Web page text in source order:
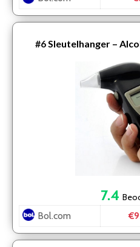
#6Sleutelhanger –
7.4
Bol.com